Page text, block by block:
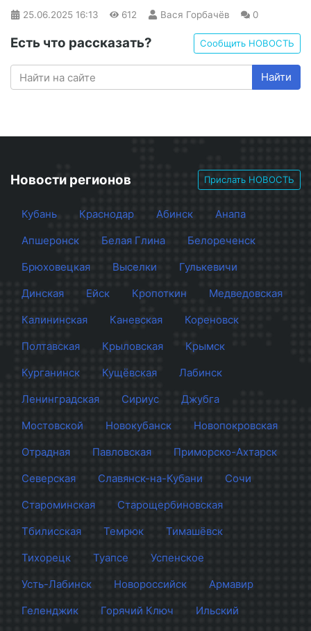
25.06.2025 16:13 612 Вася Горбачёв 0
Есть что рассказать? Сообщить НОВОСТЬ
Найти
Новости регионов Прислать НОВОСТЬ
Кубань Краснодар Абинск
Анапа
Апшеронск
Белая Глина
Белореченск
Брюховецкая
Выселки
Гулькевичи
Динская
Ейск Кропоткин
Медведовская
Калининская
Каневская
Кореновск
Полтавская
Крыловская
Крымск
Курганинск
Кущёвская
Лабинск
Ленинградская
Сириус
Джубга
Мостовской
Новокубанск
Новопокровская
Отрадная
Павловская
Приморско-Ахтарск
Северская
Славянск-на-Кубани
Сочи
Староминская
Старощербиновская
Тбилисская
Темрюк
Тимашёвск
Тихорецк
Туапсе
Успенское
Усть-Лабинск
Новороссийск
Армавир
Геленджик
Горячий Ключ
Ильский